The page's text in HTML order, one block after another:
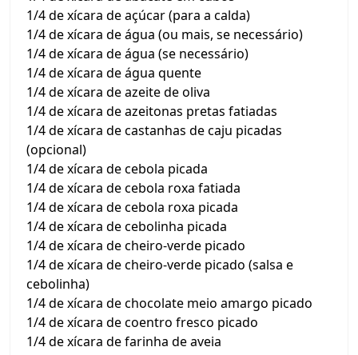
1/4 de xícara de açúcar (para a calda)
1/4 de xícara de água (ou mais, se necessário)
1/4 de xícara de água (se necessário)
1/4 de xícara de água quente
1/4 de xícara de azeite de oliva
1/4 de xícara de azeitonas pretas fatiadas
1/4 de xícara de castanhas de caju picadas
(opcional)
1/4 de xícara de cebola picada
1/4 de xícara de cebola roxa fatiada
1/4 de xícara de cebola roxa picada
1/4 de xícara de cebolinha picada
1/4 de xícara de cheiro-verde picado
1/4 de xícara de cheiro-verde picado (salsa e
cebolinha)
1/4 de xícara de chocolate meio amargo picado
1/4 de xícara de coentro fresco picado
1/4 de xícara de farinha de aveia